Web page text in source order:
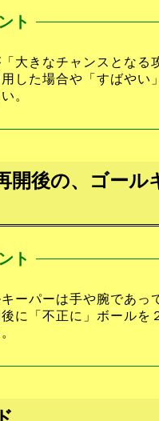
大きなチャンスとなる
用した場合や「すばやい
。
開後の、ゴール
キーパーは手や腕であっ
に「不正に」ボールを